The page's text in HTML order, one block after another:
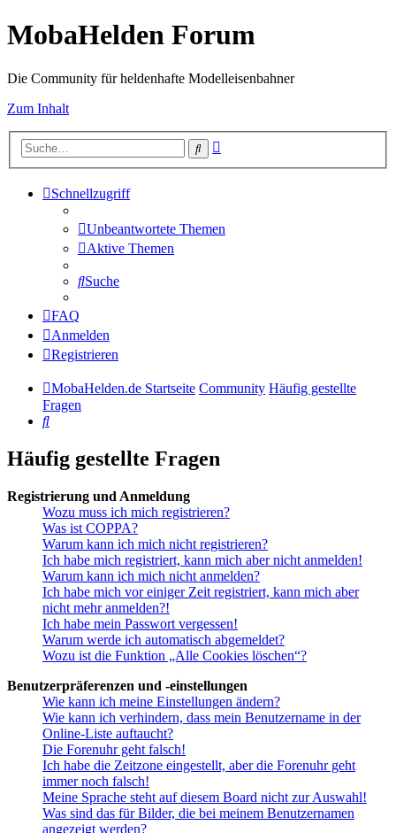
MobaHelden Forum
Die Community für heldenhafte Modelleisenbahner
Zum Inhalt
Suche
Schnellzugriff
Unbeantwortete Themen
Aktive Themen
Suche
FAQ
Anmelden
Registrieren
MobaHelden.de Startseite Community Häufig gestellte
Fragen
Suche
Häufig gestellte Fragen
Registrierung und Anmeldung
Wozu muss ich mich registrieren?
Was ist COPPA?
Warum kann ich mich nicht registrieren?
Ich habe mich registriert, kann mich aber nicht anmelden!
Warum kann ich mich nicht anmelden?
Ich habe mich vor einiger Zeit registriert, kann mich aber
nicht mehr anmelden?!
Ich habe mein Passwort vergessen!
Warum werde ich automatisch abgemeldet?
Wozu ist die Funktion „Alle Cookies löschen“?
Benutzerpräferenzen und -einstellungen
Wie kann ich meine Einstellungen ändern?
Wie kann ich verhindern, dass mein Benutzername in der
Online-Liste auftaucht?
Die Forenuhr geht falsch!
Ich habe die Zeitzone eingestellt, aber die Forenuhr geht
immer noch falsch!
Meine Sprache steht auf diesem Board nicht zur Auswahl!
Was sind das für Bilder, die bei meinem Benutzernamen
angezeigt werden?